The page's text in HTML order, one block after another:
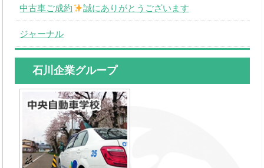
中古車ご成約 誠にありがとうございます
ジャーナル
石川企業グループ